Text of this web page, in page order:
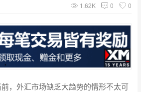
1.62K 0 0
，外汇市场缺乏大趋势的情形不太可